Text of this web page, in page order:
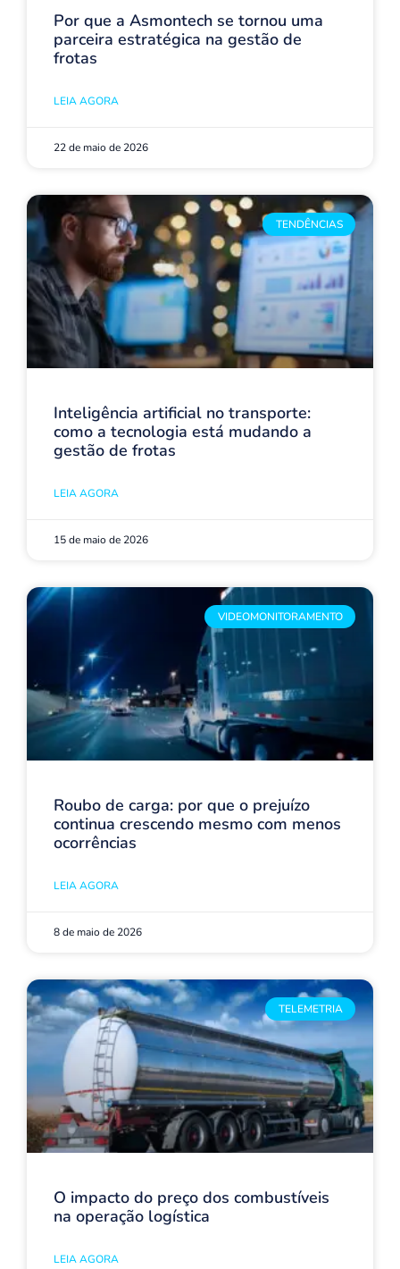
Por que a Asmontech se tornou uma
parceira estratégica na gestão de
frotas
LEIA AGORA
22 de maio de 2026
TENDÊNCIAS
Inteligência artificial no transporte:
como a tecnologia está mudando a
gestão de frotas
LEIA AGORA
15 de maio de 2026
VIDEOMONITORAMENTO
Roubo de carga: por que o prejuízo
continua crescendo mesmo com menos
ocorrências
LEIA AGORA
8 de maio de 2026
TELEMETRIA
O impacto do preço dos combustíveis
na operação logística
LEIA AGORA